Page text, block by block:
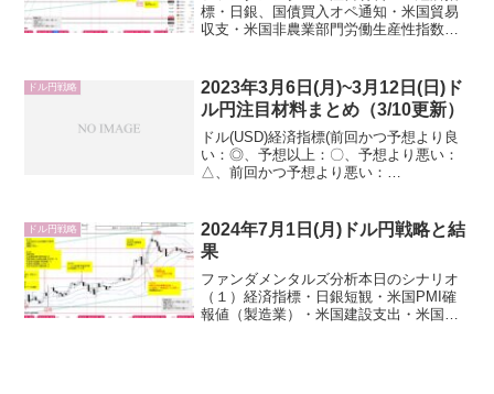
標・日銀、国債買入オペ通知・米国貿易
収支・米国非農業部門労働生産性指数、
国製造業新規受注・米国7年債入札２．要
人発言・日銀、政府円安...
ドル円戦略
2023年3月6日(月)~3月12日(日)ド
ル円注目材料まとめ（3/10更新）
ドル(USD)経済指標(前回かつ予想より良
い：◎、予想以上：〇、予想より悪い：
△、前回かつ予想より悪い：
定）、予想-4.5%、結果-4.5%（...
ドル円戦略
2024年7月1日(月)ドル円戦略と結
果
ファンダメンタルズ分析本日のシナリオ
（１）経済指標・日銀短観・米国PMI確
報値（製造業）・米国建設支出・米国